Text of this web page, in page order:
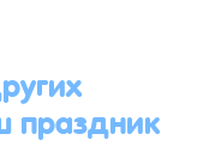
праздник